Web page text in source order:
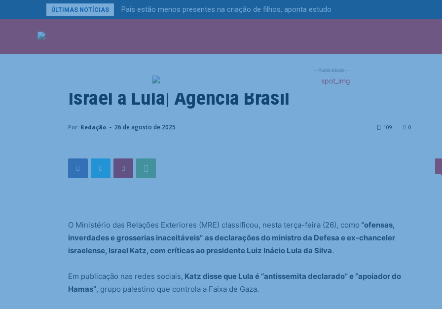
ÚLTIMAS NOTÍCIAS Pais estão menos presentes na criação de filhos, aponta estudo
- Publicidade -
Política
Itamaraty rebate críticas de ministro de
Israel a Lula| Agência Brasil
Por: Redação - 26 de agosto de 2025 0
109
O Ministério das Relações Exteriores (MRE) classificou, nesta terça-feira (26), como “ofensas,
inverdades e grosserias inaceitáveis” as declarações do ministro da Defesa e ex-chanceler
israelense, Israel Katz, com críticas ao presidente Luiz Inácio Lula da Silva.
Em publicação nas redes sociais, Katz disse que Lula é “antissemita declarado” e “apoiador do
Hamas”, grupo palestino que controla a Faixa de Gaza.